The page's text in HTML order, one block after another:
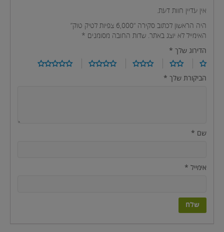
אין עדיין חוות דעת.
היה הראשון לכתוב סקירה “6,000 צפיות לטיק טוק”
האימייל לא יוצג באתר. שדות החובה מסומנים *
הדירוג שלך *
הביקורת שלך *
שם *
אימייל *